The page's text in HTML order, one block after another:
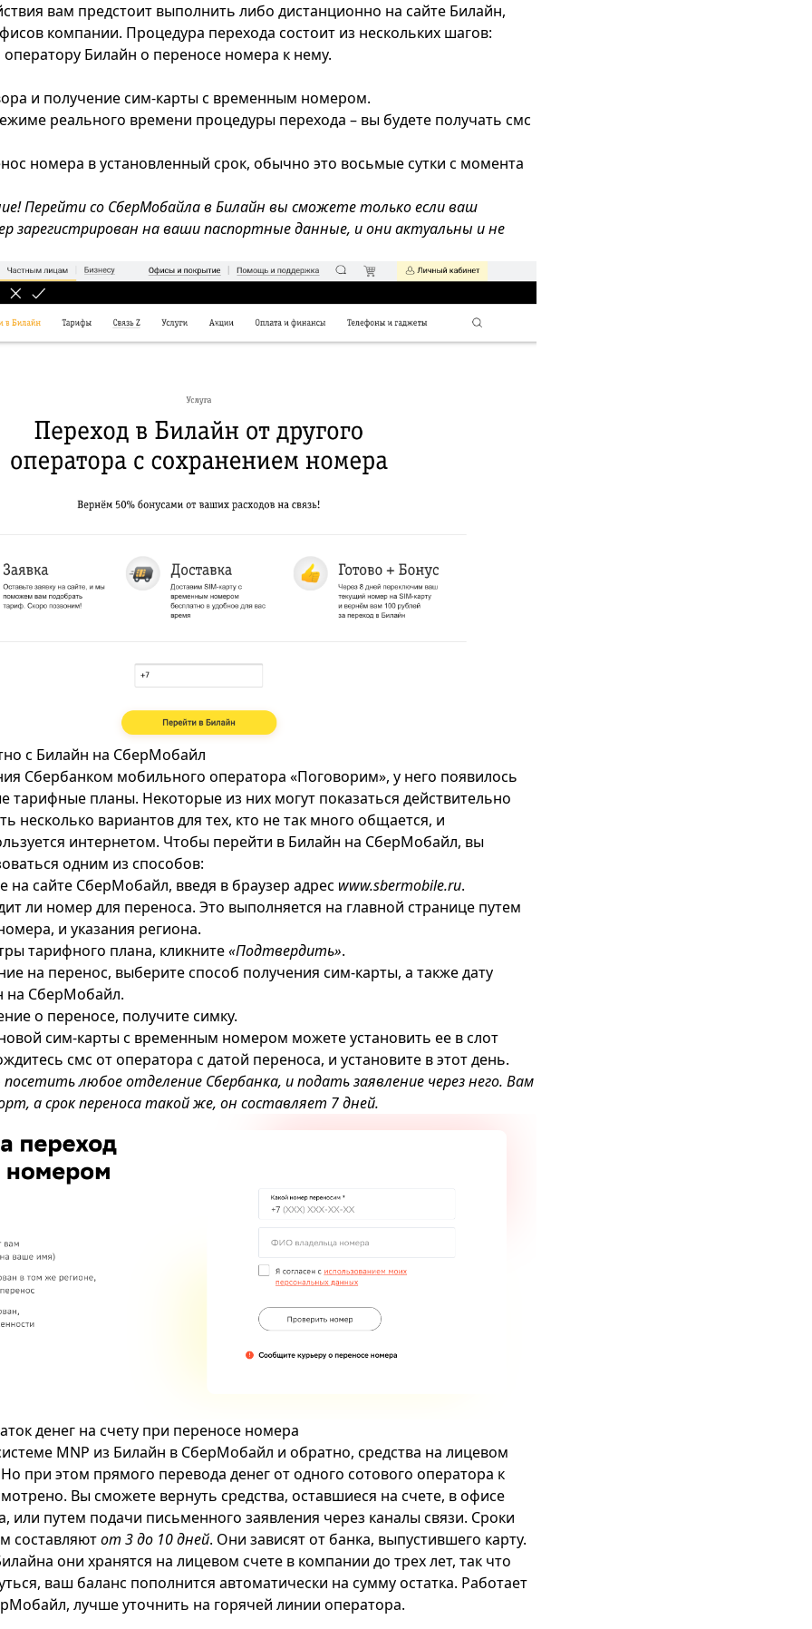
вам предстоит выполнить либо дистанционно на сайте Билайн,
компании. Процедура перехода состоит из нескольких шагов:
Билайн о переносе номера к нему.
и получение сим-карты с временным номером.
реального времени процедуры перехода – вы будете получать смс
номера в установленный срок, обычно это восьмые сутки с момента
Перейти со СберМобайла в Билайн вы сможете только если ваш
зарегистрирован на ваши паспортные данные, и они актуальны и не
с Билайн на СберМобайл
Сбербанком мобильного оператора «Поговорим», у него появилось
тарифные планы. Некоторые из них могут показаться действительно
несколько вариантов для тех, кто не так много общается, и
интернетом. Чтобы перейти в Билайн на СберМобайл, вы
одним из способов:
на сайте СберМобайл, введя в браузер адрес www.sbermobile.ru.
ли номер для переноса. Это выполняется на главной странице путем
и указания региона.
тарифного плана, кликните«Подтвердить».
на перенос, выберите способ получения сим-карты, а также дату
на СберМобайл.
о переносе, получите симку.
сим-карты с временным номером можете установить ее в слот
смс от оператора с датой переноса, и установите в этот день.
любое отделение Сбербанка, и подать заявление через него. Вам
а срок переноса такой же, он составляет 7 дней.
денег на счету при переносе номера
MNP из Билайн в СберМобайл и обратно, средства на лицевом
Но при этом прямого перевода денег от одного сотового оператора к
Вы сможете вернуть средства, оставшиеся на счете, в офисе
или путем подачи письменного заявления через каналы связи. Сроки
составляютот 3 до 10 дней. Они зависят от банка, выпустившего карту.
они хранятся на лицевом счете в компании до трех лет, так что
ваш баланс пополнится автоматически на сумму остатка. Работает
лучше уточнить на горячей линии оператора.